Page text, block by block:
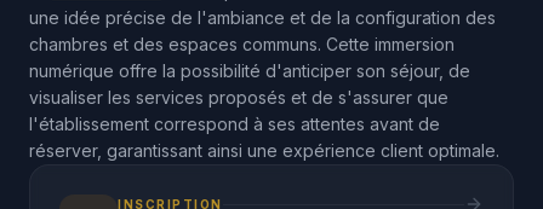
une idée précise de l'ambiance et de la configuration des
chambres et des espaces communs. Cette immersion
numérique offre la possibilité d'anticiper son séjour, de
visualiser les services proposés et de s'assurer que
l'établissement correspond à ses attentes avant de
réserver, garantissant ainsi une expérience client optimale.
INSCRIPTION